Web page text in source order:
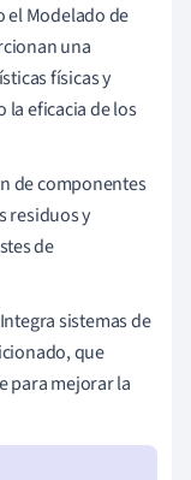
el Modelado de
una
físicas y
eficacia de los
de componentes
residuos y
de
sistemas de
que
para mejorar la